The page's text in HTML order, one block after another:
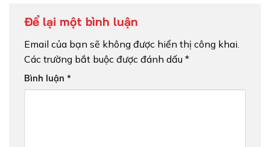
Để lại một bình luận
Email của bạn sẽ không được hiển thị công khai.
Các trường bắt buộc được đánh dấu *
Bình luận *